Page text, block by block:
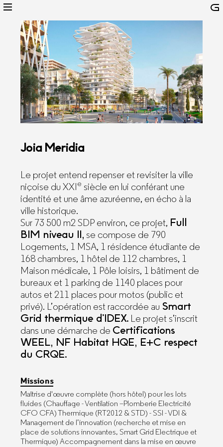
Joia Meridia
Le projet entend repenser et revisiter la ville
niçoise du XXI e siècle en lui conférant une
identité et une âme azuréenne, en écho à la
ville historique.
Sur 73 500 m2 SDP environ, ce projet, Full
BIM niveau II, se compose de 790
Logements, 1 MSA, 1 résidence étudiante de
168 chambres, 1 hôtel de 112 chambres, 1
Maison médicale, 1 Pôle loisirs, 1 bâtiment de
bureaux et 1 parking de 1140 places pour
autos et 211 places pour motos (public et
privé). L’opération est raccordée au Smart
Grid thermique d’IDEX.Le projet s’inscrit
dans une démarche de Certifications
WEEL, NF Habitat HQE, E+C respect
du CRQE.
Missions
Maîtrise d'œuvre complète (hors hôtel) pour les lots
fluides (Chauffage - Ventilation –Plomberie Electricité
CFO CFA) Thermique (RT2012 & STD) - SSI - VDI &
Management de l’innovation (recherche et mise en
place de solutions innovantes, Smart Grid Electrique et
Thermique) Accompagnement dans la mise en œuvre
Facebook